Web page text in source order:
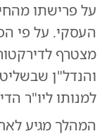
על פרישתו
העסקי. על פי
מצטרף
והנדל"ן
למנותו ליו"ר
המהלך מגיע